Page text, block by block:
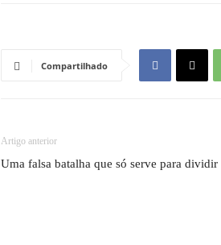
Compartilhado
Artigo anterior
Uma falsa batalha que só serve para dividir